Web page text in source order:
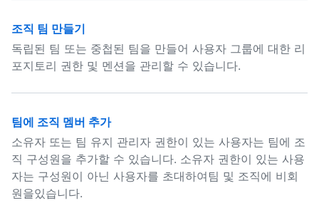
조직 팀 만들기
독립된 팀 또는 중첩된 팀을 만들어 사용자 그룹에 대한 리
포지토리 권한 및 멘션을 관리할 수 있습니다.
팀에 조직 멤버 추가
소유자 또는 팀 유지 관리자 권한이 있는 사용자는 팀에 조
직 구성원을 추가할 수 있습니다. 소유자 권한이 있는 사용
자는 구성원이 아닌 사용자를 초대하여팀 및 조직에 비회
원을있습니다.